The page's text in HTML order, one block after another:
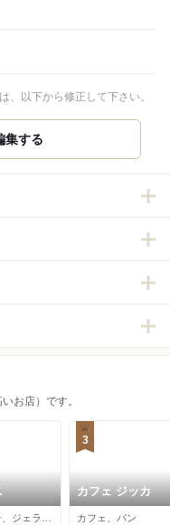
以下から修正して下さい。
集する
お店）です。
3
カフェ ジッカ
カフェ、パン